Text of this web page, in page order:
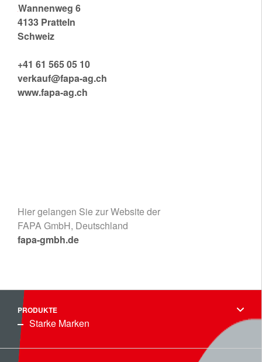
Wannenweg 6
4133 Pratteln
Schweiz
+41 61 565 05 10
verkauf@fapa-ag.ch
www.fapa-ag.ch
Hier gelangen Sie zur Website der
FAPA GmbH, Deutschland
fapa-gmbh.de
PRODUKTE
Starke Marken